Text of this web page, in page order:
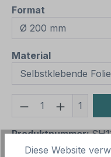
Format
Materialauswählen
Produkt 1
Produktnummer:
Vorlagenummer:
Diese Website